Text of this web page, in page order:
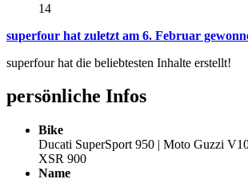
14
superfour hat zuletzt am 6. Februar
superfour hat die beliebtesten Inhalte erstellt!
persönliche Infos
Bike
Ducati SuperSport 950 | Moto Guzzi
XSR 900
Name